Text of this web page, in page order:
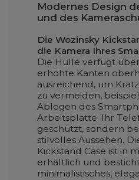
Modernes Design
und des
Die Wozinsky
die Kamera Ihres
Die Hülle verfügt
erhöhte Kanten
ausreichend, um
zu vermeiden,
Ablegen des
Arbeitsplatte. Ihr
geschützt, sondern
stilvolles Aussehen.
Kickstand Case ist in
erhältlich und
minimalistisches,